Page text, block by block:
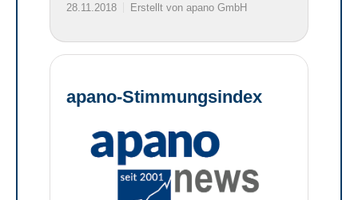
28.11.2018 Erstellt von apano GmbH
apano-Stimmungsindex